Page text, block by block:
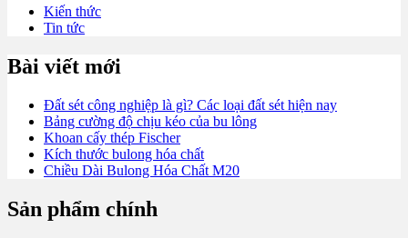
Kiến thức
Tin tức
Bài viết mới
Đất sét công nghiệp là gì? Các loại đất sét hiện nay
Bảng cường độ chịu kéo của bu lông
Khoan cấy thép Fischer
Kích thước bulong hóa chất
Chiều Dài Bulong Hóa Chất M20
Sản phẩm chính